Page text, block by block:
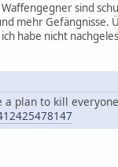
sind
mehr
habe nicht
a plan to kill